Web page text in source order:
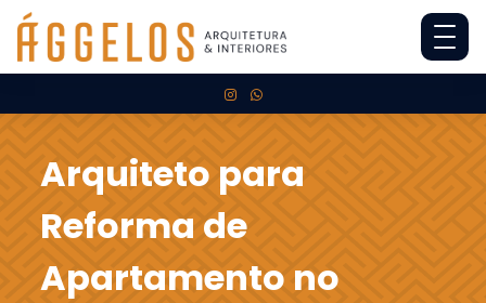
Arquiteto para
Reforma de
Apartamento no